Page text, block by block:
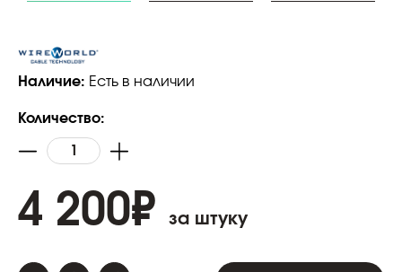
Наличие: Есть в наличии
Количество:
4 200₽ за штуку